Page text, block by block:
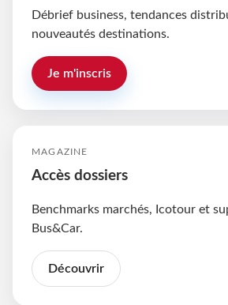
Débrief business, tendances
nouveautés destinations.
Je m'inscris
MAGAZINE
Accès dossiers
Benchmarks marchés, Icotour et
Bus&Car.
Découvrir